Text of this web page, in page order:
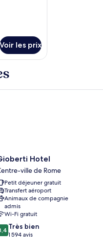
Voir les prix
Hotel
ville de Rome
Petit déjeuner gratuit
Transfert aéroport
Animaux de compagnie
admis
Wi-Fi gratuit
Très bien
1 594 avis
Hotel